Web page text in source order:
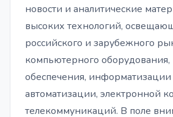
новости и аналитические
высоких технологий,
российского и зарубежного
компьютерного
обеспечения, информатизации
автоматизации, электронной
телекоммуникаций. В поле